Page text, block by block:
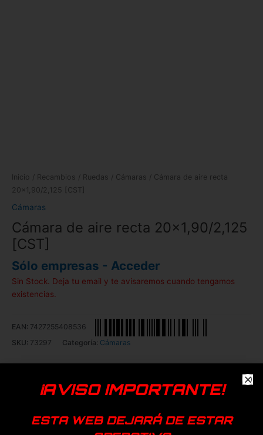
Inicio / Recambios / Ruedas / Cámaras / Cámara de aire recta
20×1,90/2,125 [CST]
Cámaras
Cámara de aire recta 20×1,90/2,125
[CST]
Sólo empresas - Acceder
Sin Stock. Deja tu email y te avisaremos cuando tengamos
existencias.
EAN: 7427255408536
SKU: 73297 Categoría: Cámaras
Genérica
Productos relacionados
¡AVISO IMPORTANTE!
ESTA WEB DEJARÁ DE ESTAR